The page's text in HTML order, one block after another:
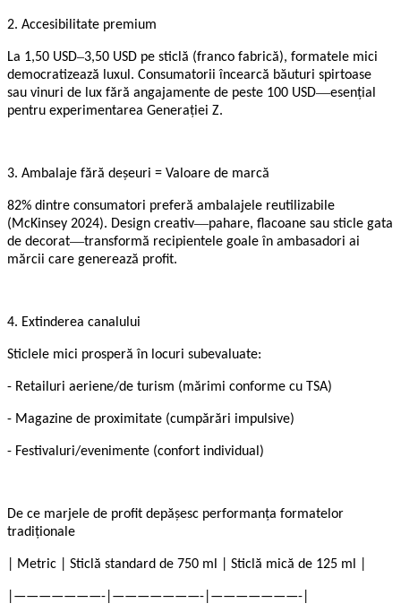
2. Accesibilitate premium
La 1,50 USD–3,50 USD pe sticlă (franco fabrică), formatele mici
democratizează luxul. Consumatorii încearcă băuturi spirtoase
sau vinuri de lux fără angajamente de peste 100 USD—esențial
pentru experimentarea Generației Z.
3. Ambalaje fără deșeuri = Valoare de marcă
82% dintre consumatori preferă ambalajele reutilizabile
(McKinsey 2024). Design creativ—pahare, flacoane sau sticle gata
de decorat—transformă recipientele goale în ambasadori ai
mărcii care generează profit.
4. Extinderea canalului
Sticlele mici prosperă în locuri subevaluate:
- Retailuri aeriene/de turism (mărimi conforme cu TSA)
- Magazine de proximitate (cumpărări impulsive)
- Festivaluri/evenimente (confort individual)
De ce marjele de profit depășesc performanța formatelor
tradiționale
| Metric | Sticlă standard de 750 ml | Sticlă mică de 125 ml |
|———————-|———————-|———————-|